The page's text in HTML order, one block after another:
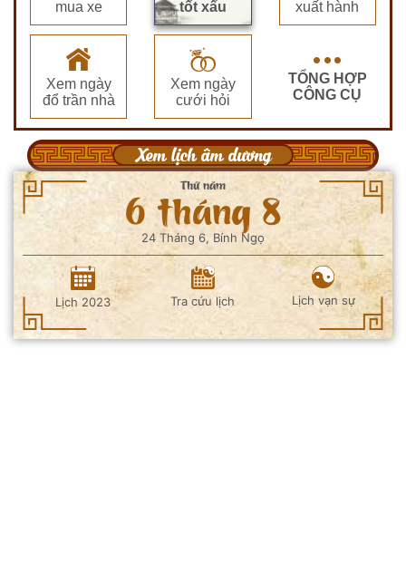
mua xe tốt xấu xuất hành
Xem ngày
đổ trần nhà
Xem ngày
cưới hỏi
TỔNG HỢP
CÔNG CỤ
Xem lịch âm dương
Thứ năm
6 tháng 8
24 Tháng 6, Bính Ngọ
Lịch 2023 Tra cứu lịch Lịch vạn sự